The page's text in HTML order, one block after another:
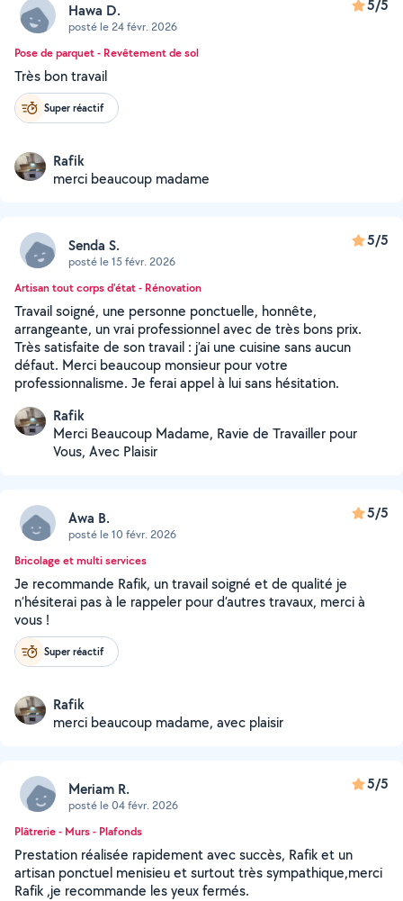
Hawa D.
posté le 24 févr. 2026
5/5
Pose de parquet - Revêtement de sol
Très bon travail
Super réactif
Rafik
merci beaucoup madame
Senda S.
posté le 15 févr. 2026
5/5
Artisan tout corps d'état - Rénovation
Travail soigné, une personne ponctuelle, honnête,
arrangeante, un vrai professionnel avec de très bons prix.
Très satisfaite de son travail : j’ai une cuisine sans aucun
défaut. Merci beaucoup monsieur pour votre
professionnalisme. Je ferai appel à lui sans hésitation.
Rafik
Merci Beaucoup Madame, Ravie de Travailler pour
Vous, Avec Plaisir
Awa B.
posté le 10 févr. 2026
5/5
Bricolage et multi services
Je recommande Rafik, un travail soigné et de qualité je
n’hésiterai pas à le rappeler pour d’autres travaux, merci à
vous !
Super réactif
Rafik
merci beaucoup madame, avec plaisir
Meriam R.
posté le 04 févr. 2026
5/5
Plâtrerie - Murs - Plafonds
Prestation réalisée rapidement avec succès, Rafik et un
artisan ponctuel menisieu et surtout très sympathique,merci
Rafik ,je recommande les yeux fermés.